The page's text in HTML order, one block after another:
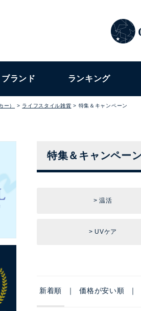
ブランド ランキング
ー） ライフスタイル雑貨 特集＆キャンペーン
特集＆キャンペーン
温活
UVケア
新着順 価格が安い順